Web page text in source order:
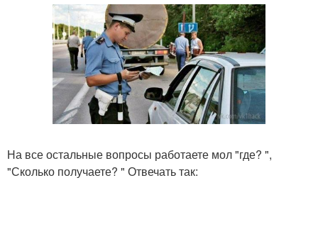
На все остальные вопросы работаете мол "где? ",
"Сколько получаете? " Отвечать так: